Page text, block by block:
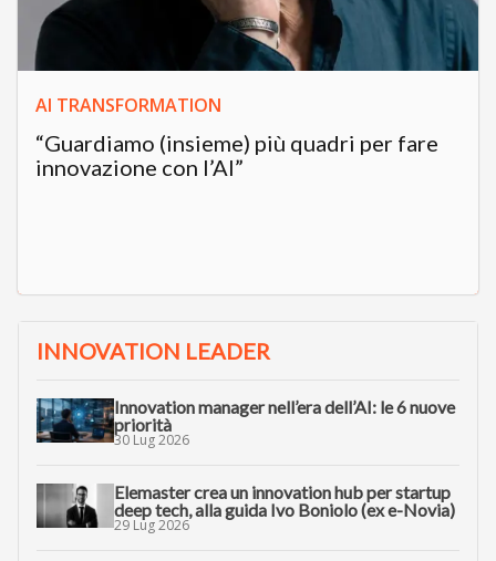
AI TRANSFORMATION
“Guardiamo (insieme) più quadri per fare
innovazione con l’AI”
INNOVATION LEADER
Innovation manager nell’era dell’AI: le 6 nuove
priorità
30 Lug 2026
Elemaster crea un innovation hub per startup
deep tech, alla guida Ivo Boniolo (ex e-Novia)
29 Lug 2026